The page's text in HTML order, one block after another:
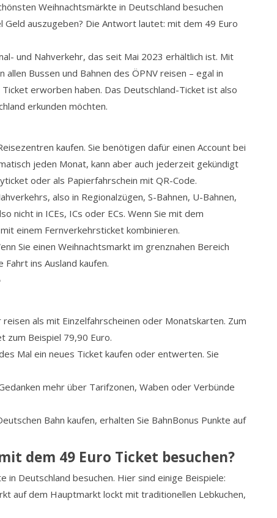
Weihnachtsmärkte in Deutschland besuchen
Geld auszugeben? Die Antwort lautet: mit dem 49 Euro
und Nahverkehr, das seit Mai 2023 erhältlich ist. Mit
Bussen und Bahnen des ÖPNV reisen – egal in
erworben haben. Das Deutschland-Ticket ist also
erkunden möchten.
kaufen. Sie benötigen dafür einen Account bei
jeden Monat, kann aber auch jederzeit gekündigt
oder als Papierfahrschein mit QR-Code.
also in Regionalzügen, S-Bahnen, U-Bahnen,
nicht in ICEs, ICs oder ECs. Wenn Sie mit dem
einem Fernverkehrsticket kombinieren.
Sie einen Weihnachtsmarkt im grenznahen Bereich
ins Ausland kaufen.
als mit Einzelfahrscheinen oder Monatskarten. Zum
zum Beispiel 79,90 Euro.
Mal ein neues Ticket kaufen oder entwerten. Sie
mehr über Tarifzonen, Waben oder Verbünde
Bahn kaufen, erhalten Sie BahnBonus Punkte auf
dem 49 Euro Ticket besuchen?
in Deutschland besuchen. Hier sind einige Beispiele:
auf dem Hauptmarkt lockt mit traditionellen Lebkuchen,